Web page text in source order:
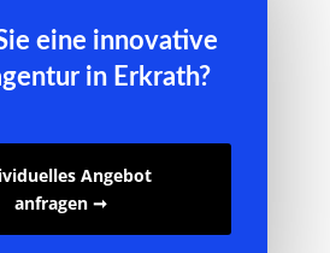
eine innovative
in Erkrath?
Angebot
anfragen ➞